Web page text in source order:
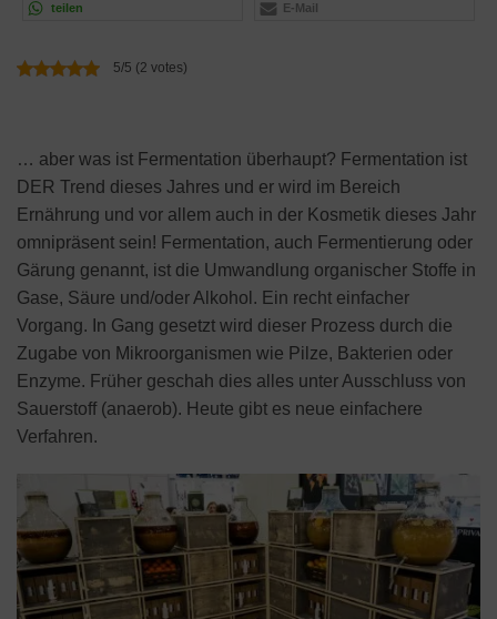
teilen E-Mail
5/5 (2 votes)
… aber was ist Fermentation überhaupt? Fermentation ist
DER Trend dieses Jahres und er wird im Bereich
Ernährung und vor allem auch in der Kosmetik dieses Jahr
omnipräsent sein! Fermentation, auch Fermentierung oder
Gärung genannt, ist die Umwandlung organischer Stoffe in
Gase, Säure und/oder Alkohol. Ein recht einfacher
Vorgang. In Gang gesetzt wird dieser Prozess durch die
Zugabe von Mikroorganismen wie Pilze, Bakterien oder
Enzyme. Früher geschah dies alles unter Ausschluss von
Sauerstoff (anaerob). Heute gibt es neue einfachere
Verfahren.